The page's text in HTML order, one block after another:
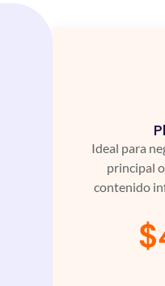
Ideal para
principal
contenido